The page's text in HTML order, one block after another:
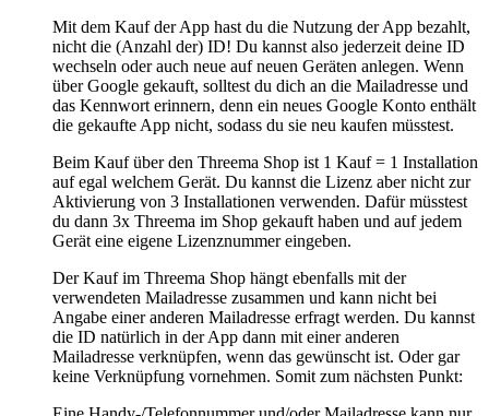
Mit dem Kauf der App hast du die Nutzung der App bezahlt,
nicht die (Anzahl der) ID! Du kannst also jederzeit deine ID
wechseln oder auch neue auf neuen Geräten anlegen. Wenn
über Google gekauft, solltest du dich an die Mailadresse und
das Kennwort erinnern, denn ein neues Google Konto enthält
die gekaufte App nicht, sodass du sie neu kaufen müsstest.
Beim Kauf über den Threema Shop ist 1 Kauf = 1 Installation
auf egal welchem Gerät. Du kannst die Lizenz aber nicht zur
Aktivierung von 3 Installationen verwenden. Dafür müsstest
du dann 3x Threema im Shop gekauft haben und auf jedem
Gerät eine eigene Lizenznummer eingeben.
Der Kauf im Threema Shop hängt ebenfalls mit der
verwendeten Mailadresse zusammen und kann nicht bei
Angabe einer anderen Mailadresse erfragt werden. Du kannst
die ID natürlich in der App dann mit einer anderen
Mailadresse verknüpfen, wenn das gewünscht ist. Oder gar
keine Verknüpfung vornehmen. Somit zum nächsten Punkt: